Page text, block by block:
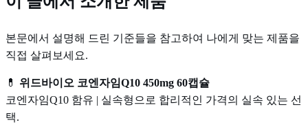
본문에서 설명해 드린 기준들을 참고하여 나에게 맞는 제품을
직접 살펴보세요.
💊 위드바이오 코엔자임Q10 450mg 60캡슐
코엔자임Q10 함유 | 실속형으로 합리적인 가격의 실속 있는 선
택.